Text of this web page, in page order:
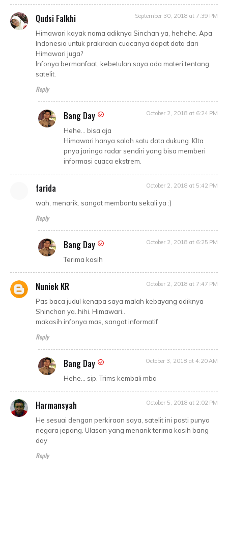
Qudsi Falkhi September 30, 2018 at 7:39 PM
Himawari kayak nama adiknya Sinchan ya, hehehe. Apa
Indonesia untuk prakiraan cuacanya dapat data dari
Himawari juga?
Infonya bermanfaat, kebetulan saya ada materi tentang
satelit.
Reply
Bang Day October 2, 2018 at 6:24 PM
Hehe... bisa aja
Himawari hanya salah satu data dukung. KIta
pnya jaringa radar sendiri yang bisa memberi
informasi cuaca ekstrem.
farida October 2, 2018 at 5:42 PM
wah, menarik. sangat membantu sekali ya :)
Reply
Bang Day October 2, 2018 at 6:25 PM
Terima kasih
Nuniek KR October 2, 2018 at 7:47 PM
Pas baca judul kenapa saya malah kebayang adiknya
Shinchan ya..hihi. Himawari..
makasih infonya mas, sangat informatif
Reply
Bang Day October 3, 2018 at 4:20 AM
Hehe... sip. Trims kembali mba
Harmansyah October 5, 2018 at 2:02 PM
He sesuai dengan perkiraan saya, satelit ini pasti punya
negara jepang. Ulasan yang menarik terima kasih bang
day
Reply